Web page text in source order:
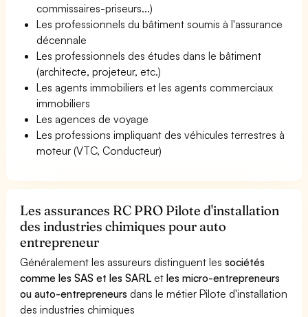
commissaires-priseurs...)
Les professionnels du bâtiment soumis à l'assurance
décennale
Les professionnels des études dans le bâtiment
(architecte, projeteur, etc.)
Les agents immobiliers et les agents commerciaux
immobiliers
Les agences de voyage
Les professions impliquant des véhicules terrestres à
moteur (VTC, Conducteur)
Les assurances RC PRO Pilote d'installation
des industries chimiques pour auto
entrepreneur
Généralement les assureurs distinguent lessociétés
comme les SAS et les SARL etles micro-entrepreneurs
ou auto-entrepreneurs dans le métier Pilote d'installation
des industries chimiques